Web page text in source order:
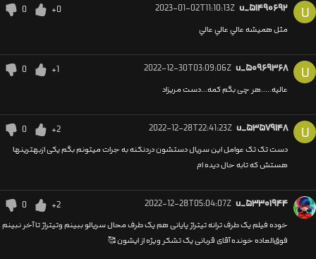
U u_۵۱۴۹۰۶۹۲ 2023-01-02T11:10:13Z
+0
0
مثل هميشه عالي عالي عالي
U u_۵۰۹۶۹۳۶۸ 2022-12-30T03:09:06Z
+1
0
عالیه.‌‌....هر چی بگم کمه...دست مریزاد
U u_۵۳۵۷۹۱۴۸ 2022-12-28T22:41:23Z
+2
0
دست تک تک عوامل این سریال دستشون دردنکنه به جرات میتونم بگم یکی ازبهترینها
هستش که تابه حال دیده ام
u_۵۳۳۰۱۹۴۴ 2022-12-28T05:04:07Z
+2
0
خوده فیلم یک طرف ترانه تیتراژ پایانی هم یک طرف محال سریالو ببینم وتیتراژ تا آخر نبینم
فوق‌العاده خونده آقای قربانی یک تشکر ویژه از ایشون 🥰